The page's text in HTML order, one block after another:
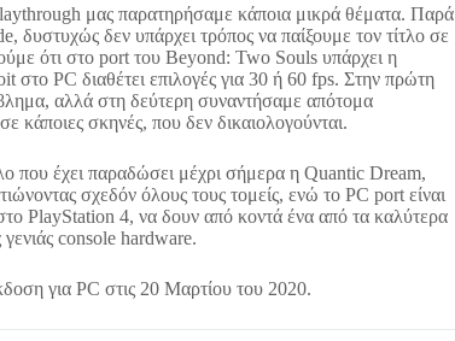
μας παρατηρήσαμε κάποια μικρά θέματα. Παρά
δυστυχώς δεν υπάρχει τρόπος να παίξουμε τον τίτλο σε
ότι στο port του Beyond: Two Souls υπάρχει η
PC διαθέτει επιλογές για 30 ή 60 fps. Στην πρώτη
αλλά στη δεύτερη συναντήσαμε απότομα
κάποιες σκηνές, που δεν δικαιολογούνται.
που έχει παραδώσει μέχρι σήμερα η Quantic Dream,
σχεδόν όλους τους τομείς, ενώ το PC port είναι
PlayStation 4, να δουν από κοντά ένα από τα καλύτερα
γενιάς console hardware.
για PC στις 20 Μαρτίου του 2020.